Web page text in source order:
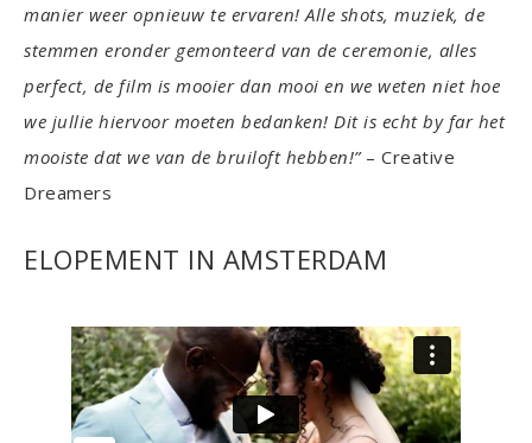
manier weer opnieuw te ervaren! Alle shots, muziek, de
stemmen eronder gemonteerd van de ceremonie, alles
perfect, de film is mooier dan mooi en we weten niet hoe
we jullie hiervoor moeten bedanken! Dit is echt by far het
mooiste dat we van de bruiloft hebben!”– Creative
Dreamers
ELOPEMENT IN AMSTERDAM